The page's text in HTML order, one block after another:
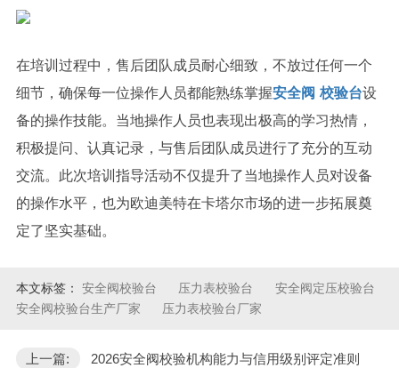
在培训过程中，售后团队成员耐心细致，不放过任何一个
细节，确保每一位操作人员都能熟练掌握安全阀 校验台设
备的操作技能。当地操作人员也表现出极高的学习热情，
积极提问、认真记录，与售后团队成员进行了充分的互动
交流。此次培训指导活动不仅提升了当地操作人员对设备
的操作水平，也为欧迪美特在卡塔尔市场的进一步拓展奠
定了坚实基础。
本文标签： 安全阀校验台 压力表校验台
安全阀定压校验台
安全阀校验台生产厂家
压力表校验台厂家
上一篇: 2026安全阀校验机构能力与信用级别评定准则